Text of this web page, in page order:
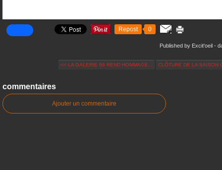
Repost 0
Published by Excit'oeil -
<< LA GALERIE 66 REND HOMMAGE... CLÔTURE DE LA SAISON
commentaires
Ajouter un commentaire